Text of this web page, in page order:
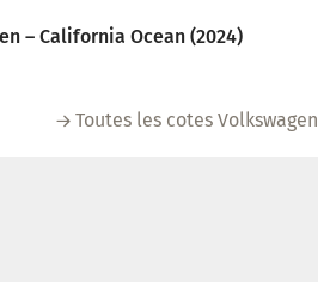
– California Ocean (2024)
Toutes les cotes Volkswagen